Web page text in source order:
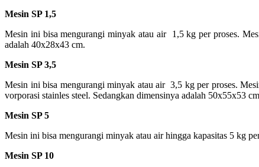
Mesin SP 1,5
Mesin ini bisa mengurangi minyak atau air 1,5 kg per proses.
adalah 40x28x43 cm.
Mesin SP 3,5
Mesin ini bisa mengurangi minyak atau air 3,5 kg per proses.
vorporasi stainles steel. Sedangkan dimensinya adalah 50x55x53
Mesin SP 5
Mesin ini bisa mengurangi minyak atau air hingga kapasitas 5 kg
Mesin SP 10